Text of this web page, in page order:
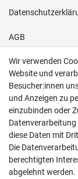
AGB
Shop
Kontakt
Versand & Zahlung
Widerrufs­recht
Widerruf
Wir verwenden
Website und
Besucher:innen
und Anzeigen zu
einzubinden oder
diese Daten mit
Die
berechtigten
abgelehnt werden.